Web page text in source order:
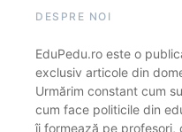
DESPRE NOI
EduPedu.ro este o
exclusiv articole din
Urmărim constant cum
cum face politicile din
îi formează pe profesori,